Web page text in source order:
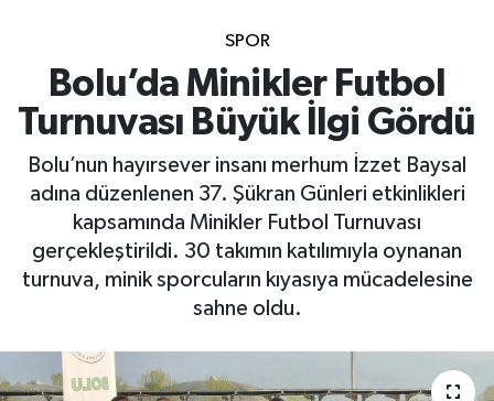
SPOR
Bolu’da Minikler Futbol
Turnuvası Büyük İlgi Gördü
Bolu’nun hayırsever insanı merhum İzzet Baysal
adına düzenlenen 37. Şükran Günleri etkinlikleri
kapsamında Minikler Futbol Turnuvası
gerçekleştirildi. 30 takımın katılımıyla oynanan
turnuva, minik sporcuların kıyasıya mücadelesine
sahne oldu.